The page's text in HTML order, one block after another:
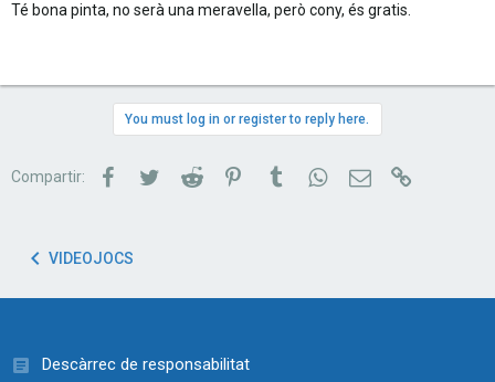
Té bona pinta, no serà una meravella, però cony, és gratis.
You must log in or register to reply here.
Compartir: FacebookTwitterReddit PinterestTumblrWhatsAppCorreu electrònic
VIDEOJOCS
Descàrrec de responsabilitat